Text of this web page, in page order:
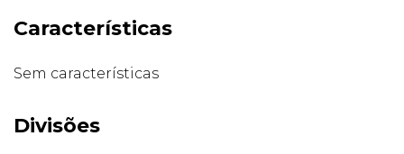
Características
Sem características
Divisões